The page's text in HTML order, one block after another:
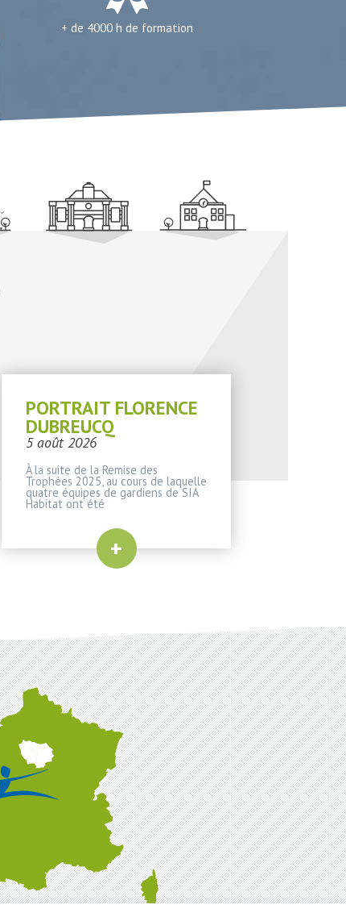
+ de 4000 h de formation
PORTRAIT FLORENCE
DUBREUCQ
5 août 2026
À la suite de la Remise des
Trophées 2025, au cours de laquelle
quatre équipes de gardiens de SIA
Habitat ont été
+